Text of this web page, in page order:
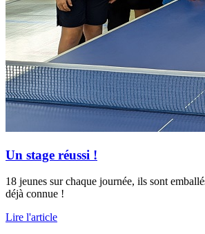
Un stage réussi !
18 jeunes sur chaque journée, ils sont
déjà connue !
Lire l'article